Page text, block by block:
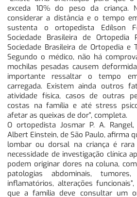
exceda 10% do peso da criança.
considerar a distância e o tempo
sustenta o ortopedista Edílson
Sociedade Brasileira de Ortopedia
Sociedade Brasileira de Ortopedia e
Segundo o médico, não há
mochilas pesadas causem
importante ressaltar o tempo
carregada. Existem ainda outros
atividade física, casos de outras
costas na família e até stress
afetar as queixas de dor”, completa.
O ortopedista Josmar P. A.
Albert Einstein, de São Paulo, afirma
lombar ou dorsal na criança é
necessidade de investigação clínica
podem originar dores na coluna,
patologias abdominais, tumores,
inflamatórios, alterações
que a família deve consultar um